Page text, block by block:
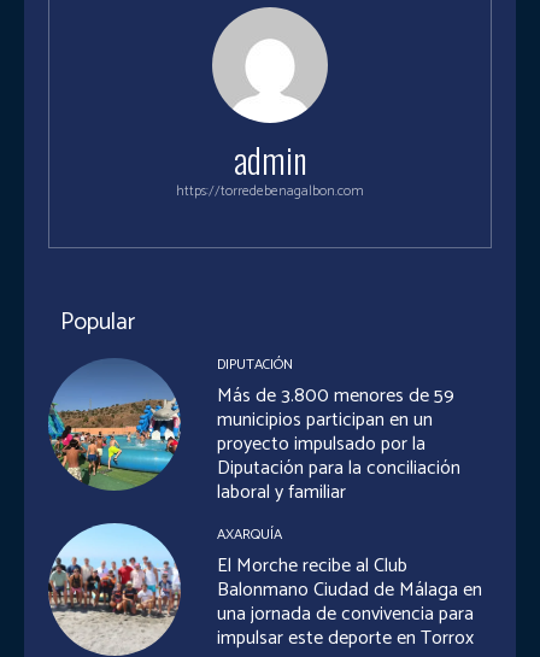
admin
https://torredebenagalbon.com
Popular
DIPUTACIÓN
Más de 3.800 menores de 59
municipios participan en un
proyecto impulsado por la
Diputación para la conciliación
laboral y familiar
AXARQUÍA
El Morche recibe al Club
Balonmano Ciudad de Málaga en
una jornada de convivencia para
impulsar este deporte en Torrox